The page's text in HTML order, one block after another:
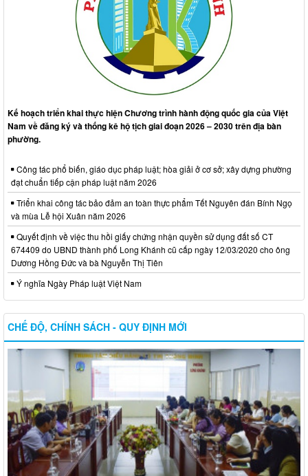
Kế hoạch triển khai thực hiện Chương trình hành động quốc gia của Việt
Nam về đăng ký và thống kê hộ tịch giai đoạn 2026 – 2030 trên địa bàn
phường.
Công tác phổ biến, giáo dục pháp luật; hòa giải ở cơ sở; xây dựng phường
đạt chuẩn tiếp cận pháp luật năm 2026
Triển khai công tác bảo đảm an toàn thực phẩm Tết Nguyên đán Bính Ngọ
và mùa Lễ hội Xuân năm 2026
Quyết định về việc thu hồi giấy chứng nhận quyền sử dụng đất số CT
674409 do UBND thành phố Long Khánh cũ cấp ngày 12/03/2020 cho ông
Dương Hồng Đức và bà Nguyễn Thị Tiên
Ý nghĩa Ngày Pháp luật Việt Nam
CHẾ ĐỘ, CHÍNH SÁCH - QUY ĐỊNH MỚI